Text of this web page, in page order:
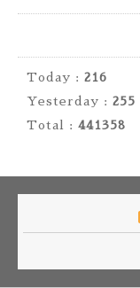
Today : 216
Yesterday : 255
Total : 441358